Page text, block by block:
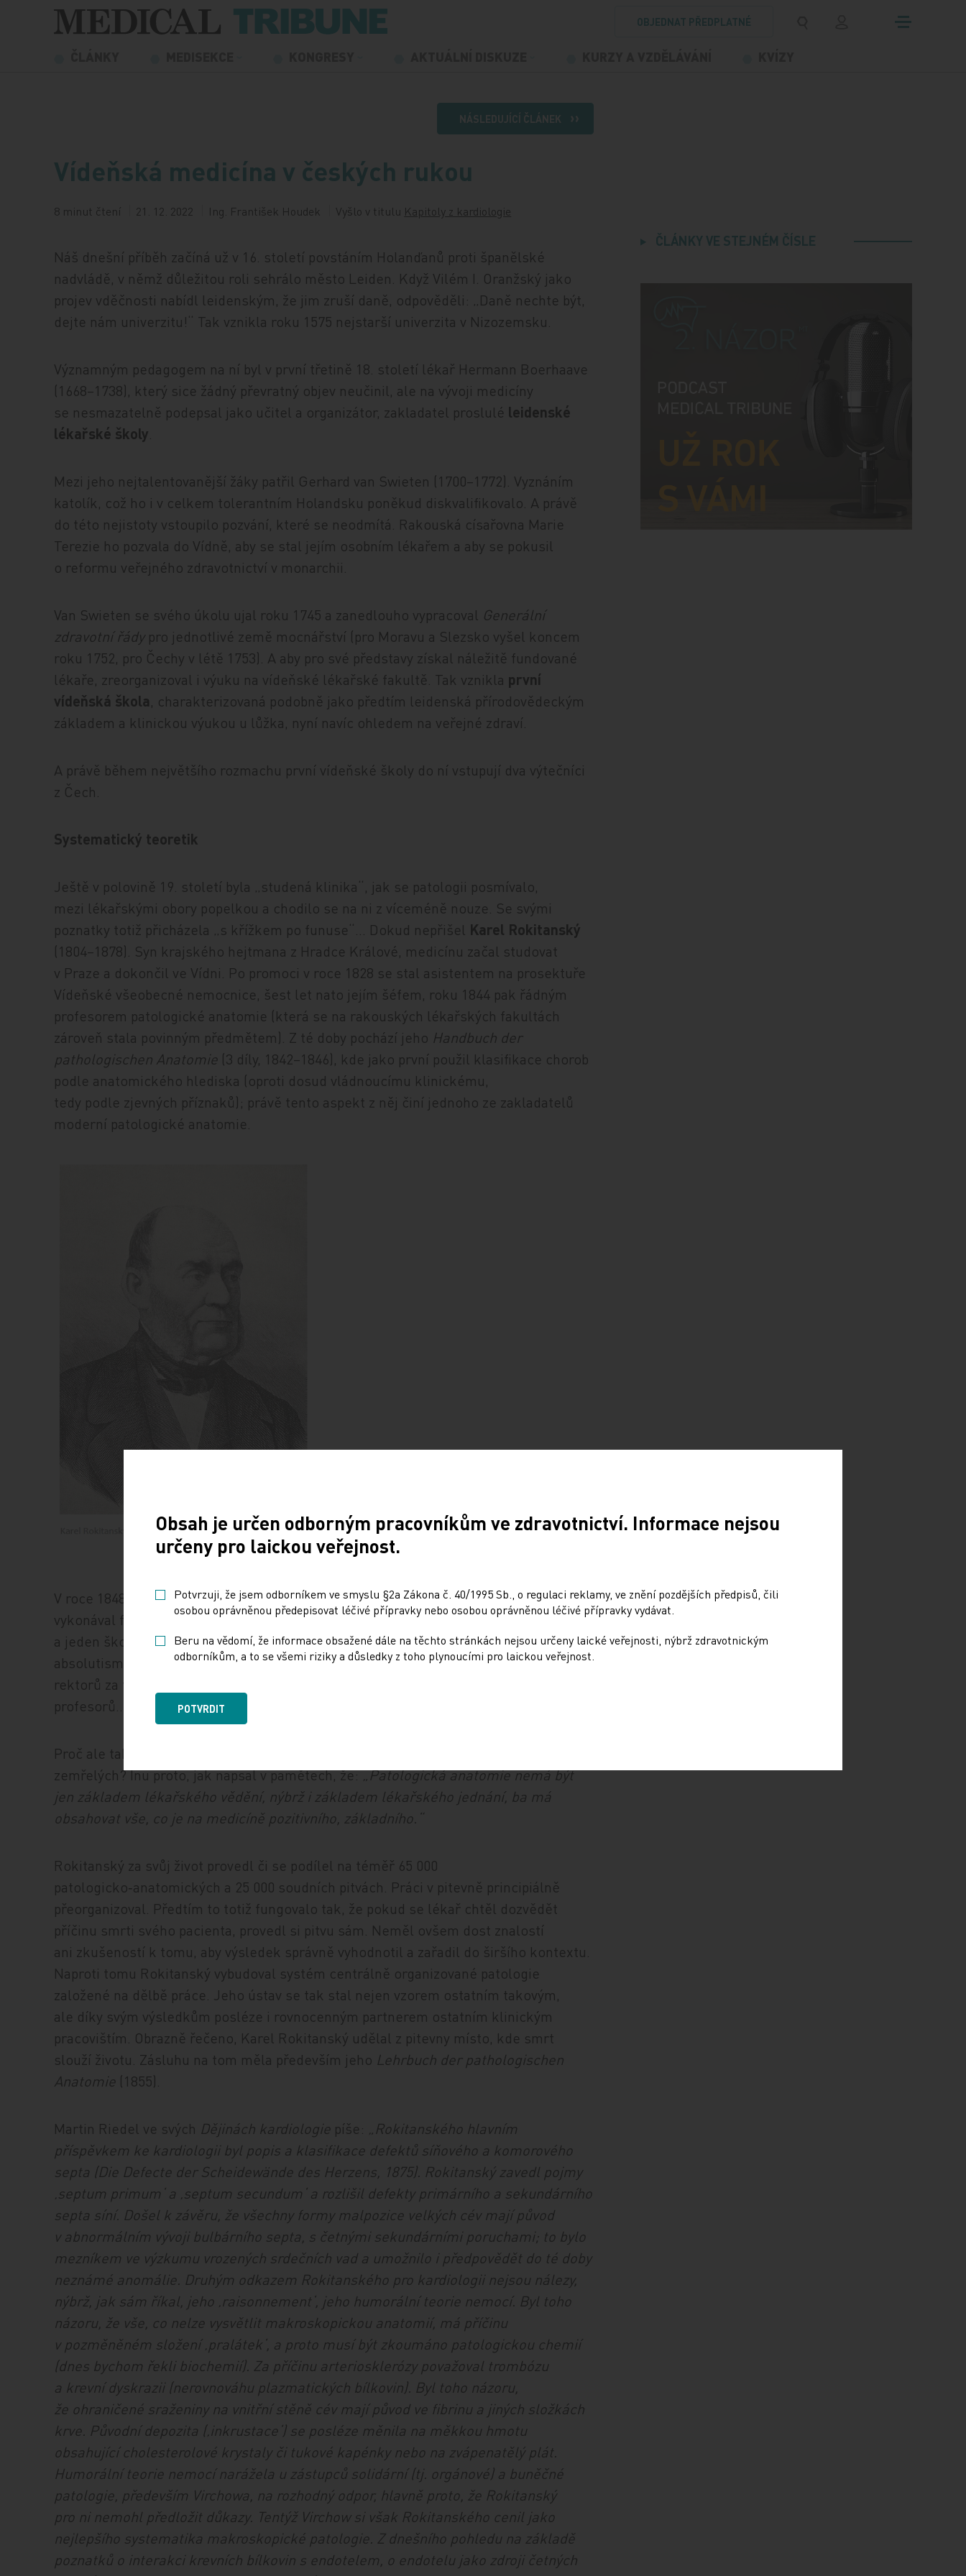
Přeskočit na obsah
OBJEDNAT PŘEDPLATNÉ
NÁSLEDUJÍCÍ ČLÁNEK
Vídeňská medicína v českých rukou
8 minut čtení 21. 12. 2022 Ing. František Houdek Vyšlo v titulu Kapitoly z kardiologie
Náš dnešní příběh začíná už v 16. století povstáním Holanďanů proti španělské
nadvládě, v němž důležitou roli sehrálo město Leiden. Když Vilém I. Oranžský jako
projev vděčnosti nabídl leidenským, že jim zruší daně, odpověděli: „Daně nechte být,
dejte nám univerzitu!“ Tak vznikla roku 1575 nejstarší univerzita v Nizozemsku.
Významným pedagogem na ní byl v první třetině 18. století lékař Hermann Boerhaave
(1668–1738), který sice žádný převratný objev neučinil, ale na vývoji medicíny
se nesmazatelně podepsal jako učitel a organizátor, zakladatel proslulé leidenské
lékařské školy
Mezi jeho nejtalentovanější žáky patřil Gerhard van Swie­ten (1700–1772). Vyznáním
katolík, což ho i v celkem tolerantním Holandsku poněkud diskvalifikovalo. A právě
do této nejistoty vstoupilo pozvání, které se neodmítá. Rakouská císařovna Marie
Terezie ho pozvala do Vídně, aby se stal jejím osobním lékařem a aby se pokusil
o reformu veřejného zdravotnictví v monarchii.
Van Swieten se svého úkolu ujal roku 1745 a zanedlouho vypracoval Generální
zdravotní řádypro jednotlivé země mocnářství (pro Moravu a Slezsko vyšel koncem
roku 1752, pro Čechy v létě 1753). A aby pro své představy získal náležitě fundované
lékaře, zreorganizoval i výuku na vídeňské lékařské fakultě. Tak vznikla první
vídeňská škola, charakterizovaná podobně jako předtím leidenská přírodovědeckým
základem a klinickou výukou u lůžka, nyní navíc ohledem na veřejné zdraví.
A právě během největšího rozmachu první vídeňské školy do ní vstupují dva výtečníci
z Čech.
Systematický teoretik
Ještě v polovině 19. století byla „studená klinika“, jak se patologii posmívalo,
mezi lékařskými obory popelkou a chodilo se na ni z víceméně nouze. Se svými
poznatky totiž přicházela „s křížkem po funuse“… Dokud nepřišel Karel Rokitanský
(1804–1878). Syn krajského hejtmana z Hradce Králové, medicínu začal studovat
v Praze a dokončil ve Vídni. Po promoci v roce 1828 se stal asistentem na prosektuře
Vídeňské všeobecné nemocnice, šest let nato jejím šéfem, roku 1844 pak řádným
profesorem patologické anatomie (která se na rakouských lékařských fakultách
zároveň stala povinným předmětem). Z té doby pochází jeho Handbuch der
pathologischen Anatomie (3 díly, 1842–1846), kde jako první použil klasifikace chorob
podle anatomického hlediska (oproti dosud vládnoucímu klinickému,
tedy podle zjevných příznaků); právě tento aspekt z něj činí jednoho ze zakladatelů
moderní patologické anatomie.
V roce 1848 byl zvolen členem vídeňské Královské akademie věd (v roce 1867
vykonával funkci jejího předsedy), během života čtyřikrát řídil lékařskou fakultu
a jeden školní rok stál v čele celé univerzity. Bylo to v nejtvrdší fázi Bachova
absolutismu; ministr vnitra tehdy osobně zakázal pověsit jeho portrét do galerie
rektorů za to, že Rokitanský už dříve založil kroužek pokrokově smýšlejících
profesorů…
Proč ale tak mimořádně schopný lékař zvolil za svoje pracoviště právě studium
zemřelých? Inu proto, jak napsal v pamětech, že:„Patologická anatomie nemá být
jen základem lékařského vědění, nýbrž i základem lékařského jednání, ba má
obsahovat vše, co je na medicíně pozitivního, základního.“
Rokitanský za svůj život provedl či se podílel na téměř 65 000
patologicko‑anatomických a 25 000 soudních pitvách. Práci v pitevně principiálně
přeorganizoval. Předtím to totiž fungovalo tak, že pokud se lékař chtěl dozvědět
příčinu smrti svého pacienta, provedl si pitvu sám. Neměl ovšem dost znalostí
ani zkušeností k tomu, aby výsledek správně vyhodnotil a zařadil do širšího kontextu.
Naproti tomu Rokitanský vybudoval systém centrálně organizované patologie
založené na dělbě práce. Jeho ústav se tak stal nejen vzorem ostatním takovým,
ale díky svým výsledkům posléze i rovnocenným partnerem ostatním klinickým
pracovištím. Obrazně řečeno, Karel Rokitanský udělal z pitevny místo, kde smrt
slouží životu. Zásluhu na tom měla především jeho Lehrbuch der pathologischen
Anatomie (1855).
Martin Riedel ve svých Dějinách kardiologie píše: „Rokitanského hlavním
příspěvkem ke kardiologii byl popis a klasifikace defektů síňového a komorového
septa (Die Defecte der Scheidewände des Herzens, 1875). Rokitanský zavedl pojmy
‚septum primum‘ a ‚septum secundum‘ a rozlišil defekty primárního a sekundárního
septa síní. Došel k závěru, že všechny formy malpozice velkých cév mají původ
v abnormálním vývoji bulbárního septa, s četnými sekundárními poruchami; to bylo
mezníkem ve výzkumu vrozených srdečních vad a umožnilo i předpovědět do té doby
neznámé anomálie. Druhým odkazem Rokitanského pro kardiologii nejsou nálezy,
nýbrž, jak sám říkal, jeho ‚raisonnement‘, jeho humorální teorie nemocí. Byl toho
názoru, že vše, co nelze vysvětlit makroskopickou anatomií, má příčinu
v pozměněném složení ‚pralátek‘, a proto musí být zkoumáno patologickou chemií
(dnes bychom řekli biochemií). Za příčinu arteriosklerózy považoval trombózu
a krevní dyskrazii (nerovnováhu plazmatických bílkovin). Byl toho názoru,
že ohraničené sraženiny na vnitřní stěně cév mají původ ve fibrinu a jiných složkách
krve. Původní depozita (‚inkrustace‘) se posléze měnila na měkkou hmotu
obsahující cholesterolové krystaly či tukové kapénky nebo na zvápenatělý plát.
Humorální teorie nemocí narážela u zástupců solidární (tj. orgánové) a buněčné
patologie, především Virchowa, na rozhodný odpor, hlavně proto, že Rokitanský
pro ni nemohl předložit důkazy. Tentýž Virchow si však Rokitanského cenil jako
nejlepšího systematika makroskopické patologie. Z dnešního pohledu na základě
poznatků o interakci krevních bílkovin s endotelem, o endotelu jako zdroji četných
ČLÁNKY VE STEJNÉM ČÍSLE
Obsah je určen odborným pracovníkům ve zdravotnictví. Informace nejsou
určeny pro laickou veřejnost.
Potvrzuji, že jsem odborníkem ve smyslu §2a Zákona č. 40/1995 Sb., o regulaci reklamy, ve znění pozdějších předpisů, čili
osobou oprávněnou předepisovat léčivé přípravky nebo osobou oprávněnou léčivé přípravky vydávat.
Beru na vědomí, že informace obsažené dále na těchto stránkách nejsou určeny laické veřejnosti, nýbrž zdravotnickým
odborníkům, a to se všemi riziky a důsledky z toho plynoucími pro laickou veřejnost.
POTVRDIT